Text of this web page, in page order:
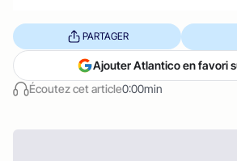
Écoutez cet article0:00min
PARTAGER
Ajouter Atlantico en favori